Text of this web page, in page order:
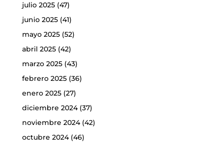
julio 2025(47)
junio 2025(41)
mayo 2025(52)
abril 2025(42)
marzo 2025(43)
febrero 2025(36)
enero 2025(27)
diciembre 2024(37)
noviembre 2024(42)
octubre 2024(46)